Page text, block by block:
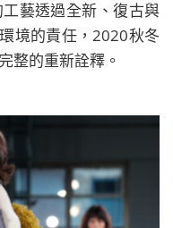
藝透過全新、復古與
境的責任，2020秋冬
整的重新詮釋。